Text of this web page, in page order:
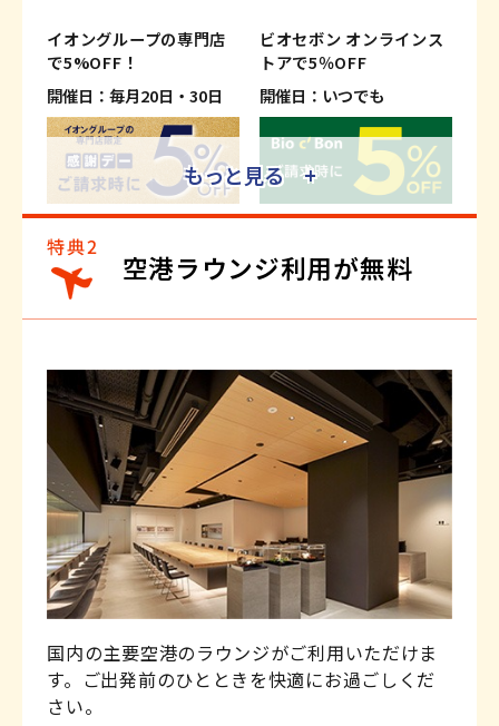
イオングループの専門店
で5%OFF！
開催日：毎月20日・30日
※一部、対象外の専門店および商
品・サービスがございます。
詳しくはこちら
ビオセボン オンラインス
トアで5％OFF
開催日：いつでも
5％OFF！さらにWAON
POINT基本の5倍！
開催日：いつでも
※適用条件がございます。
詳しくはこちら
ご請求時に最大2％OFF
開催日：いつでも
※適用条件がございます。
※一部対象外商品がございます。
詳しくはこちら
もっと見る +
空港ラウンジ利用が無料
国内の主要空港のラウンジがご利用いただけま
す。ご出発前のひとときを快適にお過ごしくだ
さい。